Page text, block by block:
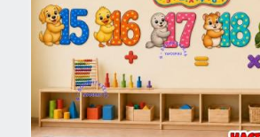
Å½á¡ «íα αáí«Γδ.jpg
Å«αΓΣ«½¿« úαπ»»δ.jpg
Åα«Γ«¬«½δ α«ñ ß«íα.jpg
Éáí«Γá ß α«ñ¿Γ.jpg
Éáí«τá∩ »α«úαá¼¼á.jpg